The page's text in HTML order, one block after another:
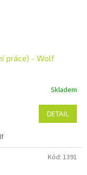
práce) - Wolf
Skladem
DETAIL
Kód: 1391